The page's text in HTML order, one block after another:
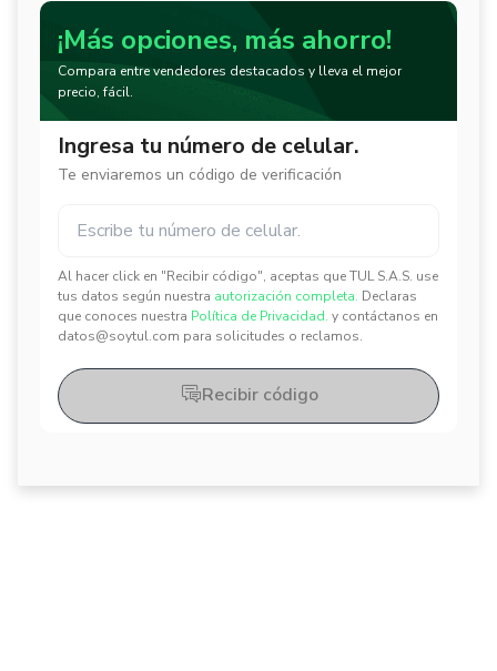
¡Más opciones, más ahorro!
Compara entre vendedores destacados y lleva el mejor
precio, fácil.
Ingresa tu número de celular.
Te enviaremos un código de verificación
Al hacer click en "Recibir código", aceptas que TUL S.A.S. use
tus datos según nuestra autorización completa. Declaras
que conoces nuestra Política de Privacidad. y contáctanos en
datos@soytul.com para solicitudes o reclamos.
✕
✕
Recibir código